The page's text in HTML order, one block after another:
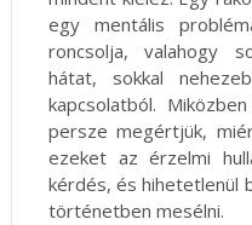
egy mentális
roncsolja, valahogy
hátat, sokkal
kapcsolatból.
persze megértjük,
ezeket az érzelmi
kérdés, és hihetetlenül
történetben mesélni.